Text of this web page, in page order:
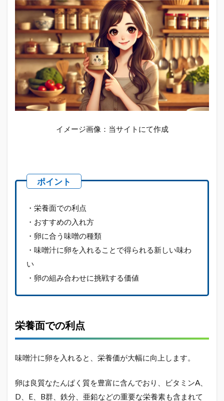
イメージ画像：当サイトにて作成
・栄養面での利点
・おすすめの入れ方
・卵に合う味噌の種類
・味噌汁に卵を入れることで得られる新しい味わ
い
・卵の組み合わせに挑戦する価値
栄養面での利点
味噌汁に卵を入れると、栄養価が大幅に向上します。
卵は良質なたんぱく質を豊富に含んでおり、ビタミンA、
D、E、B群、鉄分、亜鉛などの重要な栄養素も含まれて